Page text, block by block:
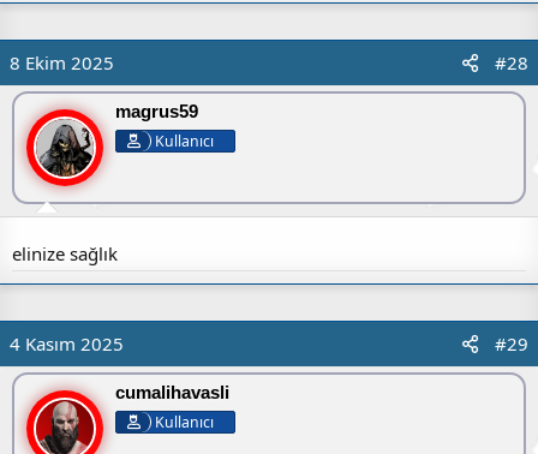
8 Ekim 2025 #28
magrus59
Kullanıcı
elinize sağlık
4 Kasım 2025 #29
cumalihavasli
Kullanıcı